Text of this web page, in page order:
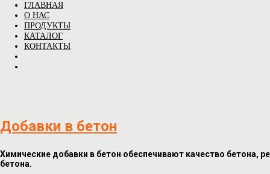
ГЛАВНАЯ
О НАС
ПРОДУКТЫ
КАТАЛОГ
КОНТАКТЫ
Добавки в бетон
Химические добавки в бетон обеспечивают качество
бетона.